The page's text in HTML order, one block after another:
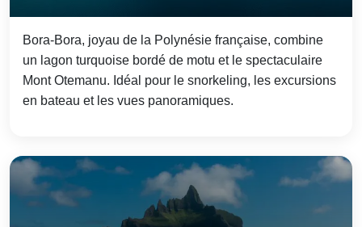
Bora‑Bora, joyau de la Polynésie française, combine
un lagon turquoise bordé de motu et le spectaculaire
Mont Otemanu. Idéal pour le snorkeling, les excursions
en bateau et les vues panoramiques.